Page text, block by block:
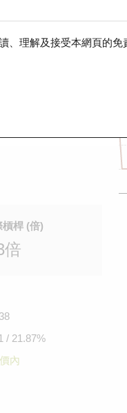
、理解及接受本網頁的免
槓桿 (倍)
倍
/ 21.87%
內